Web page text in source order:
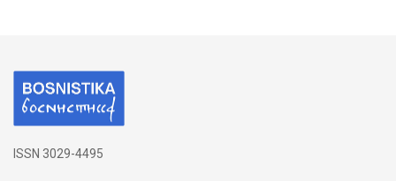
ISSN 3029-4495